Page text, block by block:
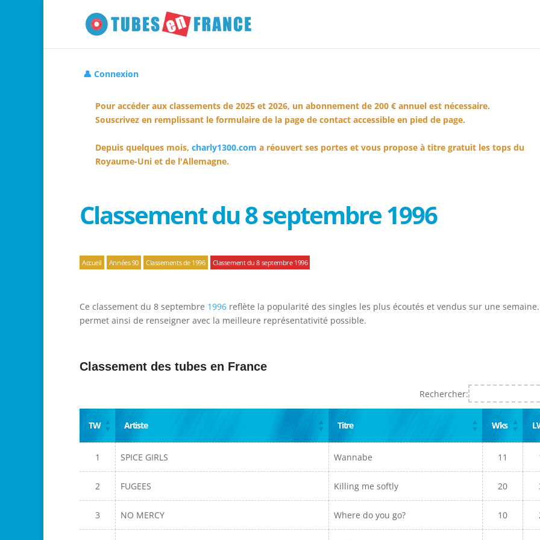
👤 Connexion
Pour accéder aux classements de 2025 et 2026, un abonnement de 200 € annuel est nécessaire.
Souscrivez en remplissant le formulaire de la page de contact accessible en pied de page.
Depuis quelques mois, charly1300.com a réouvert ses portes et vous propose à titre gratuit les tops du
Royaume-Uni et de l'Allemagne.
Classement du 8 septembre 1996
Accueil Années 90 Classements de 1996 Classement du 8 septembre 1996
Ce classement du 8 septembre 1996 reflète la popularité des singles les plus écoutés et vendus sur une
permet ainsi de renseigner avec la meilleure représentativité possible.
Classement des tubes en France
Rechercher:
TW Artiste Titre Wks
1 SPICE GIRLS Wannabe 11
2 FUGEES Killing me softly 20
3 NO MERCY Where do you go? 10